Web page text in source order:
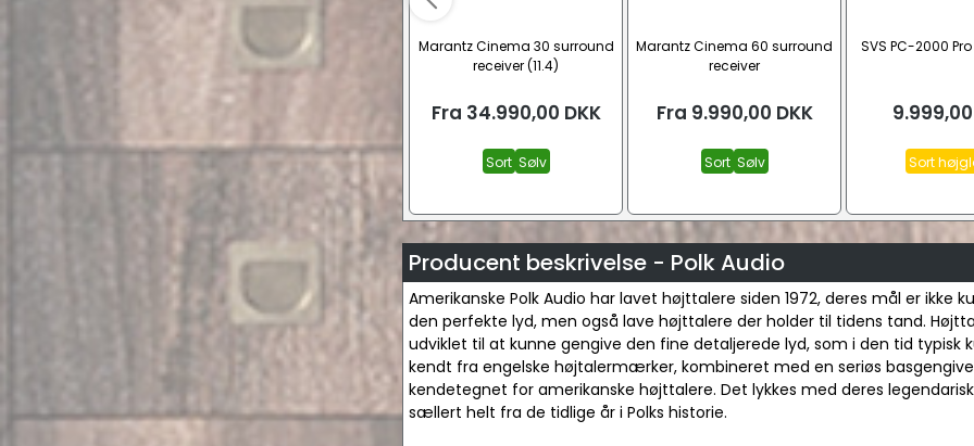
Marantz Cinema 30 surround
receiver (11.4)
Fra 34.990,00 DKK
Sort Sølv
Marantz Cinema 60 surround
receiver
Fra 9.990,00 DKK
Sort Sølv
SVS PC-2000
9.999,00
Sort
Producent beskrivelse - Polk Audio
Amerikanske Polk Audio har lavet højttalere siden 1972, deres mål er ikke
den perfekte lyd, men også lave højttalere der holder til tidens tand.
udviklet til at kunne gengive den fine detaljerede lyd, som i den tid typisk
kendt fra engelske højtalermærker, kombineret med en seriøs
kendetegnet for amerikanske højttalere. Det lykkes med deres
sællert helt fra de tidlige år i Polks historie.